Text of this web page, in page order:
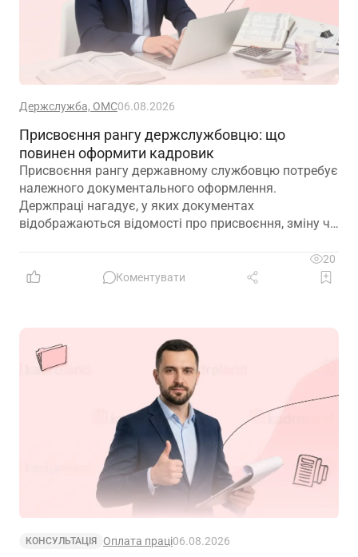
Держслужба, ОМС06.08.2026
Присвоєння рангу держслужбовцю: що
повинен оформити кадровик
Присвоєння рангу державному службовцю потребує
належного документального оформлення.
Держпраці нагадує, у яких документах
відображаються відомості про присвоєння, зміну чи
20
Коментувати
КОНСУЛЬТАЦІЯ Оплата праці06.08.2026